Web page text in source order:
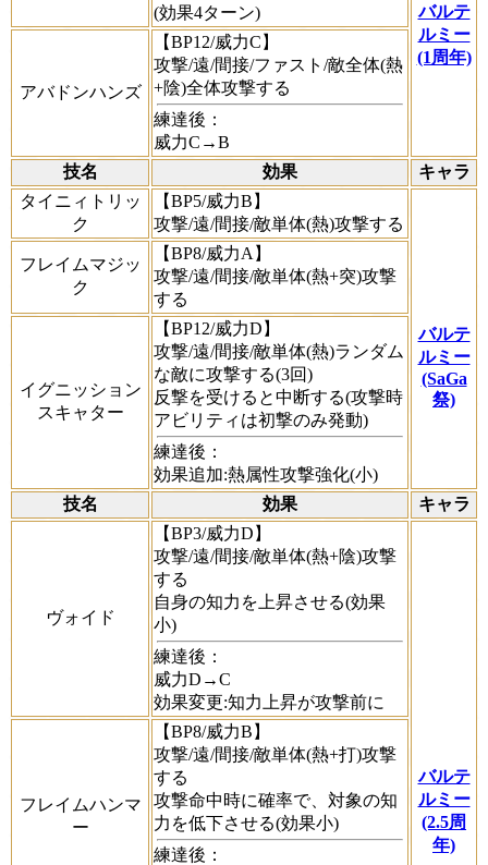
バルテ
ルミー
(1周年)
(効果4ターン)
アバドンハンズ
【BP12/威力C】
攻撃/遠/間接/ファスト/敵全体(熱
+陰)全体攻撃する
練達後：
威力C→B
技名
効果
キャラ
タイニィトリッ
ク
【BP5/威力B】
攻撃/遠/間接/敵単体(熱)攻撃する
バルテ
ルミー
(SaGa
祭)
フレイムマジッ
ク
【BP8/威力A】
攻撃/遠/間接/敵単体(熱+突)攻撃
する
イグニッション
スキャター
【BP12/威力D】
攻撃/遠/間接/敵単体(熱)ランダム
な敵に攻撃する(3回)
反撃を受けると中断する(攻撃時
アビリティは初撃のみ発動)
練達後：
効果追加:熱属性攻撃強化(小)
技名
効果 キャラ
ヴォイド
【BP3/威力D】
攻撃/遠/間接/敵単体(熱+陰)攻撃
する
自身の知力を上昇させる(効果
小)
練達後：
威力D→C
効果変更:知力上昇が攻撃前に
バルテ
ルミー
(2.5周
年)
フレイムハンマ
ー
【BP8/威力B】
攻撃/遠/間接/敵単体(熱+打)攻撃
する
攻撃命中時に確率で、対象の知
力を低下させる(効果小)
練達後：